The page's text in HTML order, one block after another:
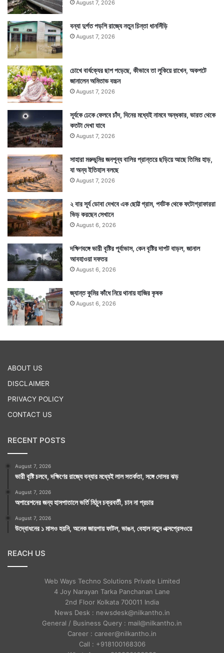
August 7, 2026
বন্যা দুর্গত পড়শি রাজ্যে নতুন চিন্তা ধানসিঁড়ি
August 7, 2026
চোখে বার্ধক্যের ছাপ পড়েছে, কীভাবে তা লুকিয়ে রাখেন, অকপটে
জানালেন অমিতাভ বচ্চন
August 7, 2026
সূর্যকে ঢেকে ফেলবে চাঁদ, দিনের মধ্যেই নামবে অন্ধকার, ভারত থেকে
কতটা দেখা যাবে
August 7, 2026
সাহারা মরুভূমির জনশূন্য বালির প্রান্তরে ছড়িয়ে আছে তিমির হাড়,
যা অন্য ইতিহাস বলছে
August 7, 2026
২ বার সূর্য ডোবা দেখবে এক ছোট্ট গ্রাম, পর্যটক থেকে ফটোগ্রাফাররা
ভিড় করছেন সেখানে
August 6, 2026
দক্ষিণবঙ্গে ভারী বৃষ্টির পূর্বাভাস, কেন বৃষ্টির দাপট বাড়ল, জানাল
আবহাওয়া দফতর
August 6, 2026
জ্যান্ত কুমির কাঁধে নিয়ে থানায় হাজির কৃষক
August 6, 2026
ABOUT US
DISCLAIMER
PRIVACY POLICY
CONTACT US
RECENT POSTS
August 7, 2026
ভারী বৃষ্টি চলবে, দক্ষিণের রাজ্যে বন্যার মধ্যেই লাল সতর্কতা, সঙ্গে দোসর ঝড়
August 7, 2026
অপারেশনের জন্য হাসপাতালে ভর্তি মিঠুন চক্রবর্তী, চান না প্রচার
August 7, 2026
উদ্বোধনের ১ মাসও হয়নি, অনেক জায়গায় ফাটল, ভাঙন, বেহাল নতুন এক্সপ্রেসওয়ে
REACH US
Web Ways Techno Solutions Private Limited
4 Joy Narayan Tarka Panchanan Lane
2nd Floor Kolkata 700011 India
News Desk : newsdesk@nilkantho.in
General / Business Query : mail@nilkantho.in
Career : career@nilkantho.in
Call : +918100168306